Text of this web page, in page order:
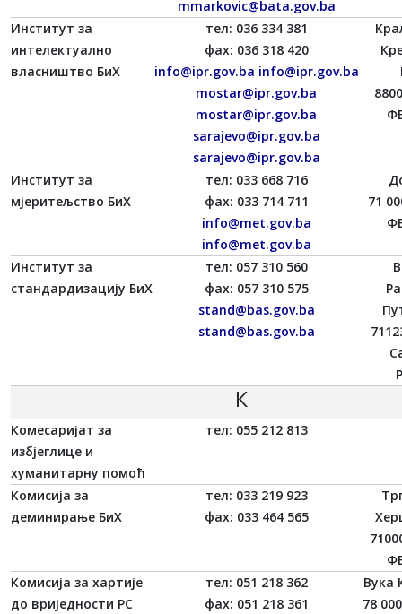
mmarkovic@bata.gov.ba
Институт за
интелектуално
власништво БиХ
тел: 036 334 381
фаx: 036 318 420
info@ipr.gov.ba info@ipr.gov.ba
mostar@ipr.gov.ba
mostar@ipr.gov.ba
sarajevo@ipr.gov.ba
sarajevo@ipr.gov.ba
Институт за
мјеритељство БиХ
тел: 033 668 716
фаx: 033 714 711
info@met.gov.ba
info@met.gov.ba
71
Институт за
стандардизацију БиХ
тел: 057 310 560
фаx: 057 310 575
stand@bas.gov.ba
stand@bas.gov.ba
К
Комесаријат за
избјеглице и
хуманитарну помоћ
тел: 055 212 813
Комисија за
деминирање БиХ
тел: 033 219 923
фаx: 033 464 565
Комисија за хартије
до вриједности РС
тел: 051 218 362
фаx: 051 218 361
Вука
78